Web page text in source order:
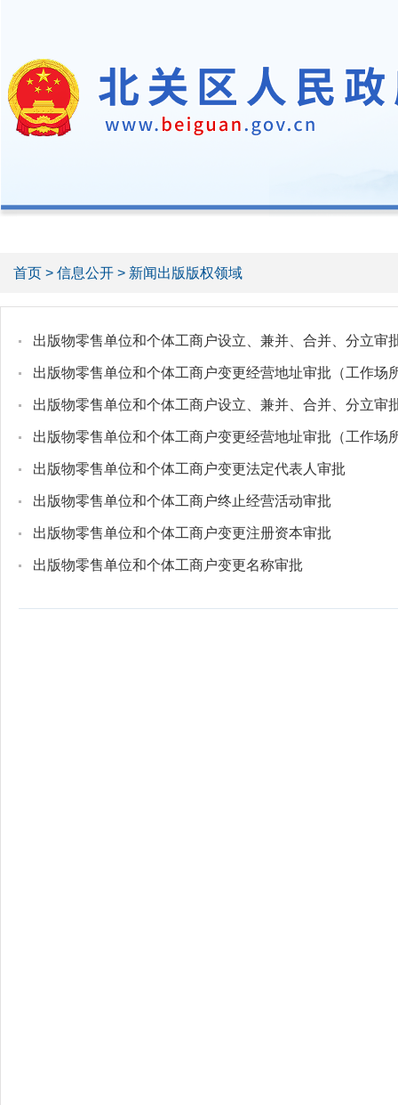
首页 > 信息公开 > 新闻出版版权领域
出版物零售单位和个体工商户设立、兼并、合并、分立审
出版物零售单位和个体工商户变更经营地址审批（工作场
出版物零售单位和个体工商户设立、兼并、合并、分立审
出版物零售单位和个体工商户变更经营地址审批（工作场
出版物零售单位和个体工商户变更法定代表人审批
出版物零售单位和个体工商户终止经营活动审批
出版物零售单位和个体工商户变更注册资本审批
出版物零售单位和个体工商户变更名称审批